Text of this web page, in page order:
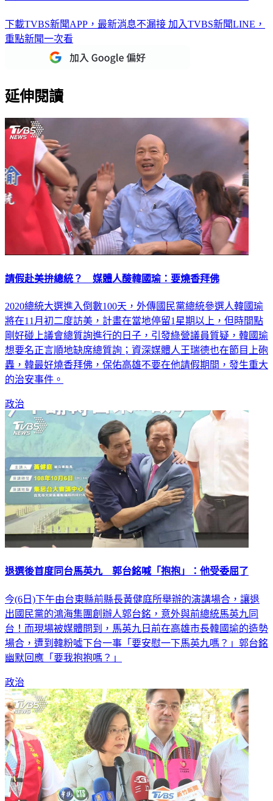
下載TVBS新聞APP，最新消息不漏接 加入TVBS新聞LINE，
重點新聞一次看
延伸閱讀
請假赴美拚總統？ 媒體人酸韓國瑜：要燒香拜佛
2020總統大選進入倒數100天，外傳國民黨總統參選人韓國瑜
將在11月初二度訪美，計畫在當地停留1星期以上，但時間點
剛好碰上議會總質詢進行的日子，引發綠營議員質疑，韓國瑜
想要名正言順地缺席總質詢；資深媒體人王瑞德也在節目上砲
轟，韓最好燒香拜佛，保佑高雄不要在他請假期間，發生重大
的治安事件。
政治
退選後首度同台馬英九 郭台銘喊「抱抱」：他受委屈了
今(6日)下午由台東縣前縣長黃健庭所舉辦的演講場合，讓退
出國民黨的鴻海集團創辦人郭台銘，意外與前總統馬英九同
台！而現場被媒體問到，馬英九日前在高雄市長韓國瑜的造勢
場合，遭到韓粉噓下台一事「要安慰一下馬英九嗎？」郭台銘
幽默回應「要我抱抱嗎？」
政治